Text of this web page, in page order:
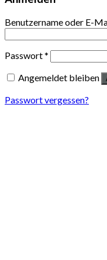
Benutzername oder E-
Passwort*
Angemeldet bleiben
Passwort vergessen?